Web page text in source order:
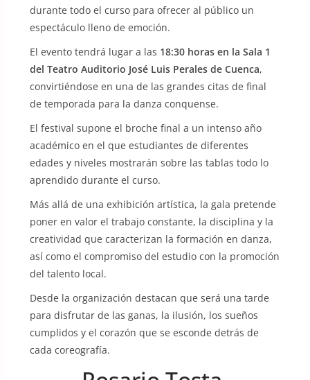
durante todo el curso para ofrecer al público un
espectáculo lleno de emoción.
El evento tendrá lugar a las 18:30 horas en la Sala 1
del Teatro Auditorio José Luis Perales de Cuenca,
convirtiéndose en una de las grandes citas de final
de temporada para la danza conquense.
El festival supone el broche final a un intenso año
académico en el que estudiantes de diferentes
edades y niveles mostrarán sobre las tablas todo lo
aprendido durante el curso.
Más allá de una exhibición artística, la gala pretende
poner en valor el trabajo constante, la disciplina y la
creatividad que caracterizan la formación en danza,
así como el compromiso del estudio con la promoción
del talento local.
Desde la organización destacan que será una tarde
para disfrutar de las ganas, la ilusión, los sueños
cumplidos y el corazón que se esconde detrás de
cada coreografía.